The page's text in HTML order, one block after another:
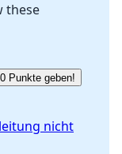
these
Punkte geben!
nicht